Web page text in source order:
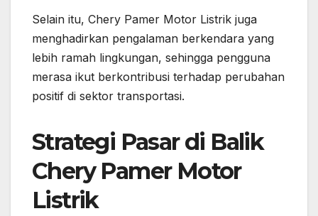
Selain itu, Chery Pamer Motor Listrik juga
menghadirkan pengalaman berkendara yang
lebih ramah lingkungan, sehingga pengguna
merasa ikut berkontribusi terhadap perubahan
positif di sektor transportasi.
Strategi Pasar di Balik
Chery Pamer Motor
Listrik